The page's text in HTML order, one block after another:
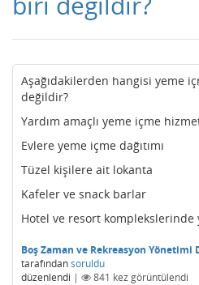
Aşağıdakilerden hangisi yeme
değildir?
Yardım amaçlı yeme içme
Evlere yeme içme dağıtımı
Tüzel kişilere ait lokanta
Kafeler ve snack barlar
Hotel ve resort
Boş Zaman ve Rekreasyon Yönetimi
tarafındansoruldu
düzenlendi | 841 kez görüntülendi